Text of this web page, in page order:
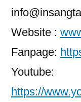
Website :
Fanpage:
Youtube:
https://